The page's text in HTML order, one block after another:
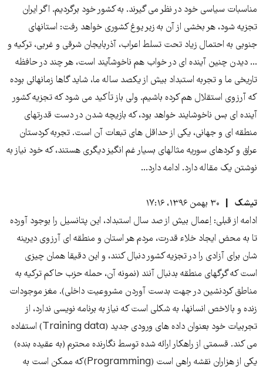
مناسبات سیاسی خود در نظر می گیرند. به کشور خود برگردیم. اگر ایران
تجزیه شود، هر بخشی از آن به زیر یوغ کشوری خواهد رفت: استانهای
جنوبی به احتمال زیاد تحت تسلط اعراب، آذربایجان شرقی و غربی، ترکیه و
... دیدن چنین آینده ای در خواب هم ناخوشآیند است، هر چند در حافظه
تاریخی ما و تجربه استبداد بیش از یکصد ساله ما، شاید گاها زمانهائی بوده
که آرزوی استقلال هم کرده باشیم. ولی باز تأکید می شود که تجزیه کشور
آینده ای بس ناخوشایند خواهد بود، که بازیچه شدن در دست قدرتهای
منطقه ای و جهانی، یکی از حداقل های تبعات آن است. تجربه کردستان
عراق و کردهای سوریه مثالهای بسیار غم انگیز دیگری هستند، که خود نیاز به
نوشتن یک مقاله دارد. ادامه دارد...
تیشک
۳۰ بهمن ۱۳۹۶، ۱۷:۱۶
ادامه از قبلی: اِعمال بیش از صد سال استبداد، این پتانسیل را بوجود آورده
تا به محض ایجاد خلاء قدرت، مردم هر استان و منطقه ای آرزوی دیرینه
شان برای آزادی را در تجزیه کشور دنبال کنند، و این دقیقا همان چیزی
است که گرگهای منطقه بدنبال آنند (نمونه آن، حمله حزب حاکم ترکیه به
مناطق کردنشین در جهت بدست آوردن مشروعیت داخلی). مغز موجودات
زنده و بالاخص انسانها، به شکلی است که نیاز به برنامه نویسی ندارد، از
تجربیات خود بعنوان داده های ورودی جدید (Training data) استفاده
می کند. قسمتی از راهکار ارائه شده توسط نگارنده محترم (به عقیده بنده)
یکی از هزاران نقشه راهی است (Programming)که ممکن است به